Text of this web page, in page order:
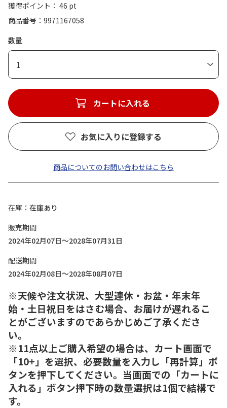
獲得ポイント： 46 pt
商品番号
9971167058
数量
1
カートに入れる
お気に入りに登録する
商品についてのお問い合わせはこちら
在庫
在庫あり
販売期間
2024年02月07日～2028年07月31日
配送期間
2024年02月08日～2028年08月07日
※天候や注文状況、大型連休・お盆・年末年
始・土日祝日をはさむ場合、お届けが遅れるこ
とがございますのであらかじめご了承くださ
い。
※11点以上ご購入希望の場合は、カート画面で
「10+」を選択、必要数量を入力し「再計算」ボ
タンを押下してください。当画面での「カートに
入れる」ボタン押下時の数量選択は1個で結構で
す。